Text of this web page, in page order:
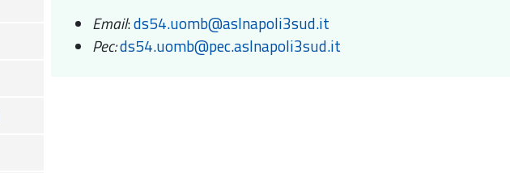
Email:ds54.uomb@aslnapoli3sud.it
Pec:ds54.uomb@pec.aslnapoli3sud.it